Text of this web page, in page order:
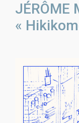
JÉRÔME
«